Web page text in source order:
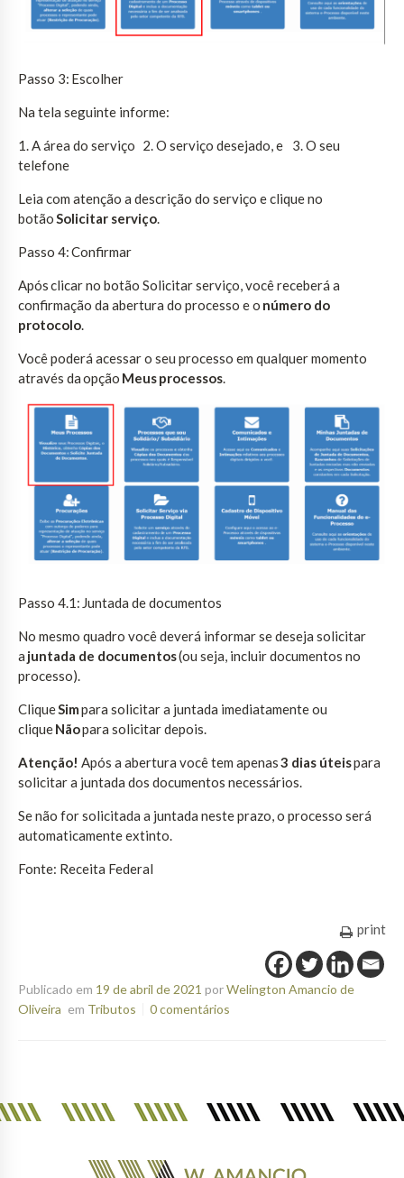
Passo 3: Escolher
Na tela seguinte informe:
1. A área do serviço 2. O serviço desejado, e 3. O seu
telefone
Leia com atenção a descrição do serviço e clique no
botãoSolicitar serviço.
Passo 4: Confirmar
Após clicar no botão Solicitar serviço, você receberá a
confirmação da abertura do processo e o número do
protocolo.
Você poderá acessar o seu processo em qualquer momento
através da opção Meus processos.
Passo 4.1: Juntada de documentos
No mesmo quadro você deverá informar se deseja solicitar
a juntada de documentos(ou seja, incluir documentos no
processo).
CliqueSimpara solicitar a juntada imediatamente ou
cliqueNãopara solicitar depois.
Atenção! Após a abertura você tem apenas3 dias úteispara
solicitar a juntada dos documentos necessários.
Se não for solicitada a juntada neste prazo, o processo será
automaticamente extinto.
Fonte: Receita Federal
print
Publicado em 19 de abril de 2021 porWelington Amancio de
Oliveira em Tributos 0 comentários